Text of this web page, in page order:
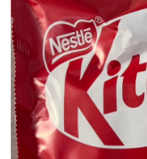
Mã khuyến mãi:
Điều kiện: